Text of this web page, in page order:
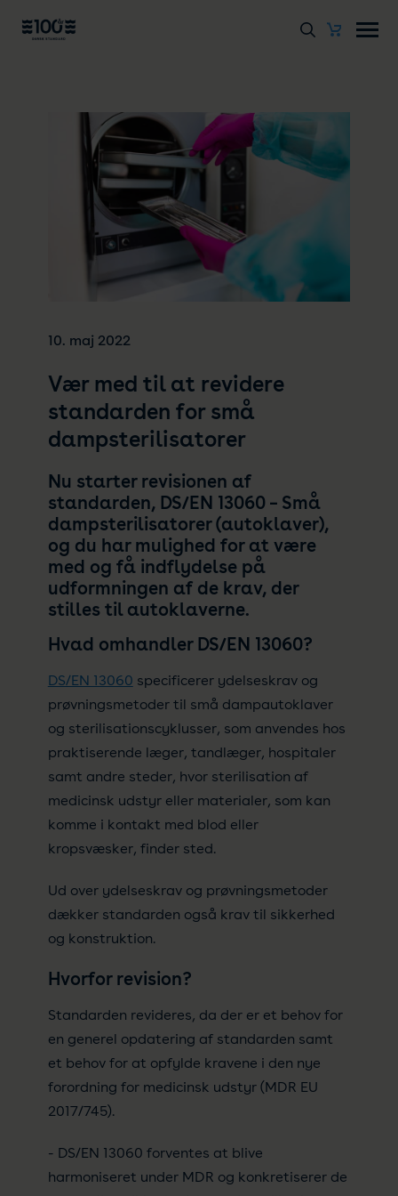
10. maj 2022
Vær med til at revidere
standarden for små
dampsterilisatorer
Nu starter revisionen af
standarden, DS/EN 13060 – Små
dampsterilisatorer (autoklaver),
og du har mulighed for at være
med og få indflydelse på
udformningen af de krav, der
stilles til autoklaverne.
Hvad omhandler DS/EN 13060?
DS/EN 13060 specificerer ydelseskrav og
prøvningsmetoder til små dampautoklaver
og sterilisationscyklusser, som anvendes hos
praktiserende læger, tandlæger, hospitaler
samt andre steder, hvor sterilisation af
medicinsk udstyr eller materialer, som kan
komme i kontakt med blod eller
kropsvæsker, finder sted.
Ud over ydelseskrav og prøvningsmetoder
dækker standarden også krav til sikkerhed
og konstruktion.
Hvorfor revision?
Standarden revideres, da der er et behov for
en generel opdatering af standarden samt
et behov for at opfylde kravene i den nye
forordning for medicinsk udstyr (MDR EU
2017/745).
- DS/EN 13060 forventes at blive
harmoniseret under MDR og konkretiserer de